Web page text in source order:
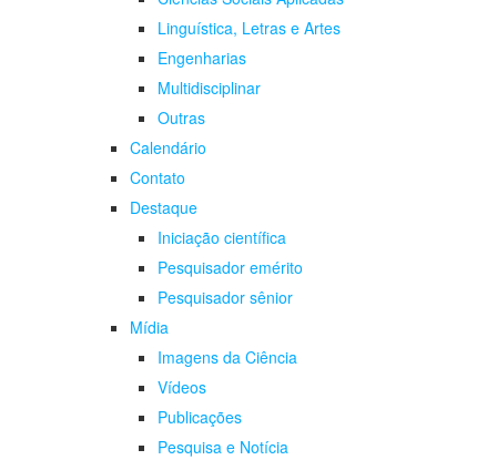
Linguística, Letras e Artes
Engenharias
Multidisciplinar
Outras
Calendário
Contato
Destaque
Iniciação científica
Pesquisador emérito
Pesquisador sênior
Mídia
Imagens da Ciência
Vídeos
Publicações
Pesquisa e Notícia